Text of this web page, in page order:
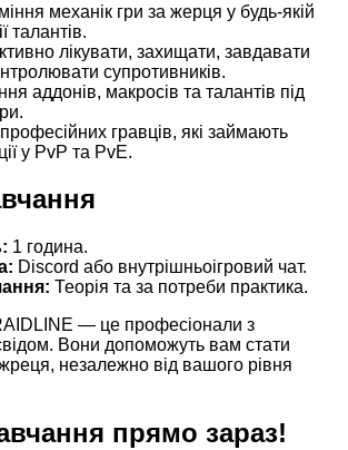
механік гри за жерця у будь-якій
талантів.
лікувати, захищати, завдавати
супротивників.
аддонів, макросів та талантів під
гравців, які займають
у PvP та PvE.
1 година.
Discord або внутрішньоігровий чат.
Теорія та за потреби практика.
— це професіонали з
Вони допоможуть вам стати
незалежно від вашого рівня
прямо зараз!